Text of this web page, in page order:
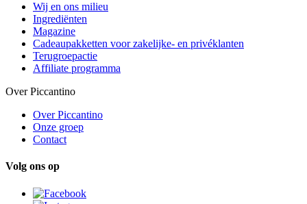
Wij en ons milieu
Ingrediënten
Magazine
Cadeaupakketten voor zakelijke- en privéklanten
Terugroepactie
Affiliate programma
Over Piccantino
Over Piccantino
Onze groep
Contact
Volg ons op